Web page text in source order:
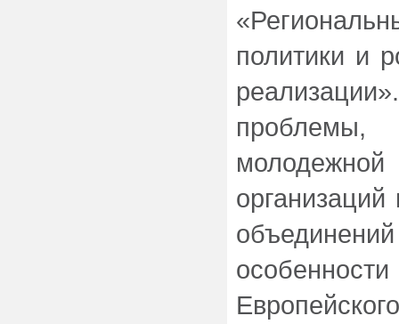
политики и
проблемы,